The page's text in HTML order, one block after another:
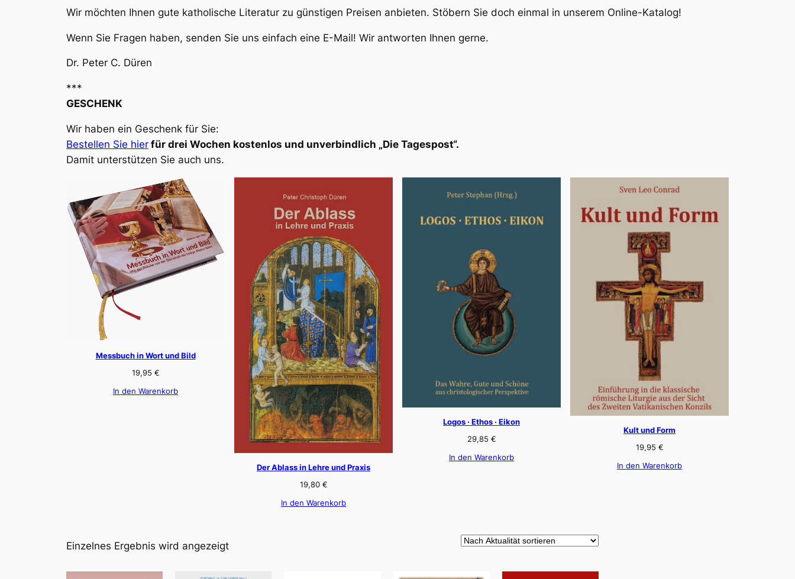
Wir möchten Ihnen gute katholische Literatur zu günstigen Preisen anbieten. Stöbern Sie doch einmal in unserem Online-Katalog!
Wenn Sie Fragen haben, senden Sie uns einfach eine E-Mail! Wir antworten Ihnen gerne.
Dr. Peter C. Düren
***
GESCHENK
Wir haben ein Geschenk für Sie:
Bestellen Sie hier für drei Wochen kostenlos und unverbindlich „Die Tagespost“.
Damit unterstützen Sie auch uns.
Messbuch in Wort und Bild
19,95 €
In den Warenkorb
Der Ablass in Lehre und Praxis
19,80 €
In den Warenkorb
Logos · Ethos · Eikon
29,85 €
In den Warenkorb
Kult und Form
19,95 €
In den Warenkorb
Einzelnes Ergebnis wird angezeigt